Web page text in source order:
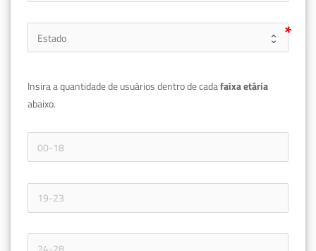
Insira a quantidade de usuários dentro de cada
abaixo.